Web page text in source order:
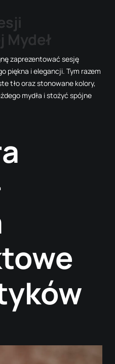
zaprezentować sesję
piękna i elegancji. Tym razem
tło oraz stonowane kolory,
mydła i stożyć spójne